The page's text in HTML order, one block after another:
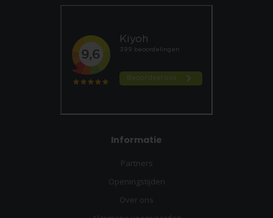
Informatie
Partners
Openingstijden
Over ons